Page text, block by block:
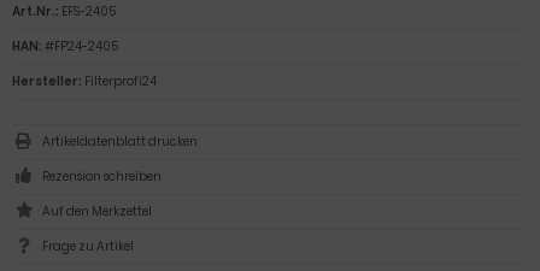
Art.Nr.: EFS-2405
HAN: #FP24-2405
Hersteller: Filterprofi24
Artikeldatenblatt drucken
Rezension schreiben
Frage zu Artikel